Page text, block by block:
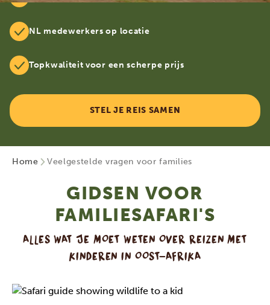
NL medewerkers op locatie
Topkwaliteit voor een scherpe prijs
STEL JE REIS SAMEN
Home Veelgestelde vragen voor families
GIDSEN VOOR
FAMILIESAFARI'S
ALLES WAT JE MOET WETEN OVER REIZEN MET
KINDEREN IN OOST-AFRIKA